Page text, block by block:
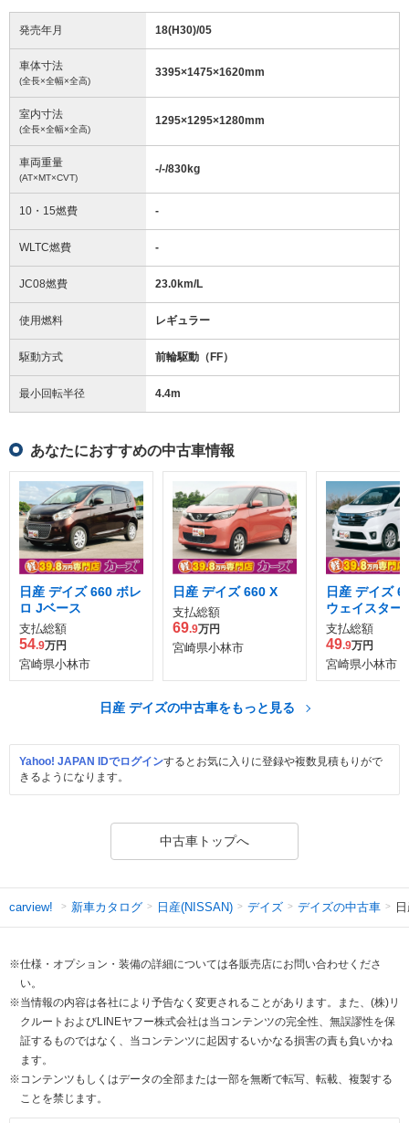
発売年月 18(H30)/05
車体寸法
(全長×全幅×全高)
3395×1475×1620mm
室内寸法
(全長×全幅×全高)
1295×1295×1280mm
車両重量
(AT×MT×CVT)
-/-/830kg
10・15燃費 -
WLTC燃費 -
JC08燃費 23.0km/L
使用燃料 レギュラー
駆動方式 前輪駆動（FF）
最小回転半径 4.4m
あなたにおすすめの中古車情報
日産 デイズ 660 ボレ
ロ Jベース
支払総額
54.9万円
宮崎県小林市
日産 デイズ 660 X
支払総額
69.9万円
宮崎県小林市
日産 デイズ
ウェイスター
支払総額
49.9万円
宮崎県小林市
日産 デイズの中古車をもっと見る
Yahoo! JAPAN IDでログインするとお気に入りに登録や複数見積もりがで
きるようになります。
中古車トップへ
carview! 新車カタログ 日産(NISSAN) デイズ デイズの中古車
※仕様・オプション・装備の詳細については各販売店にお問い合わせくださ
い。
※当情報の内容は各社により予告なく変更されることがあります。また、(株)リ
クルートおよびLINEヤフー株式会社は当コンテンツの完全性、無誤謬性を保
証するものではなく、当コンテンツに起因するいかなる損害の責も負いかね
ます。
※コンテンツもしくはデータの全部または一部を無断で転写、転載、複製する
ことを禁じます。